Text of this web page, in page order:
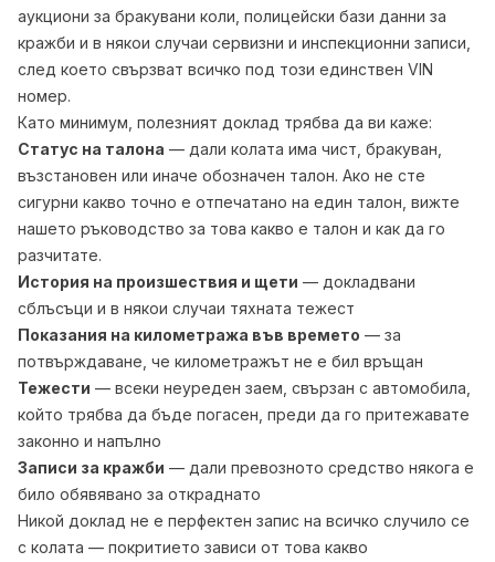
аукциони за бракувани коли, полицейски бази данни за
кражби и в някои случаи сервизни и инспекционни записи,
след което свързват всичко под този единствен VIN
номер.
Като минимум, полезният доклад трябва да ви каже:
Статус на талона — дали колата има чист, бракуван,
възстановен или иначе обозначен талон. Ако не сте
сигурни какво точно е отпечатано на един талон, вижте
нашето ръководство за това какво е талон и как да го
разчитате.
История на произшествия и щети — докладвани
сблъсъци и в някои случаи тяхната тежест
Показания на километража във времето — за
потвърждаване, че километражът не е бил връщан
Тежести — всеки неуреден заем, свързан с автомобила,
който трябва да бъде погасен, преди да го притежавате
законно и напълно
Записи за кражби — дали превозното средство някога е
било обявявано за откраднато
Никой доклад не е перфектен запис на всичко случило се
с колата — покритието зависи от това какво